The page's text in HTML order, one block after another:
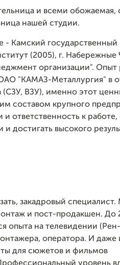
и всеми обожаемая,
нашей студии.
- Камский государственный
(2005), г. Набережные
организации". Опыт
"КАМАЗ-Металлургия" в
(СЗУ, ВЗУ), именно этот
составом крупного
и ответственность к
и достигать высокого
закадровый
и пост-продакшен. До
опыта на телевидении
оператора. И даже
для сюжетов и фильмов